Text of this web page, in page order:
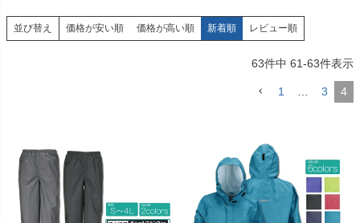
並び替え 価格が安い順 価格が高い順 新着順 レビュー順
63件中 61-63件表示
1 3 4